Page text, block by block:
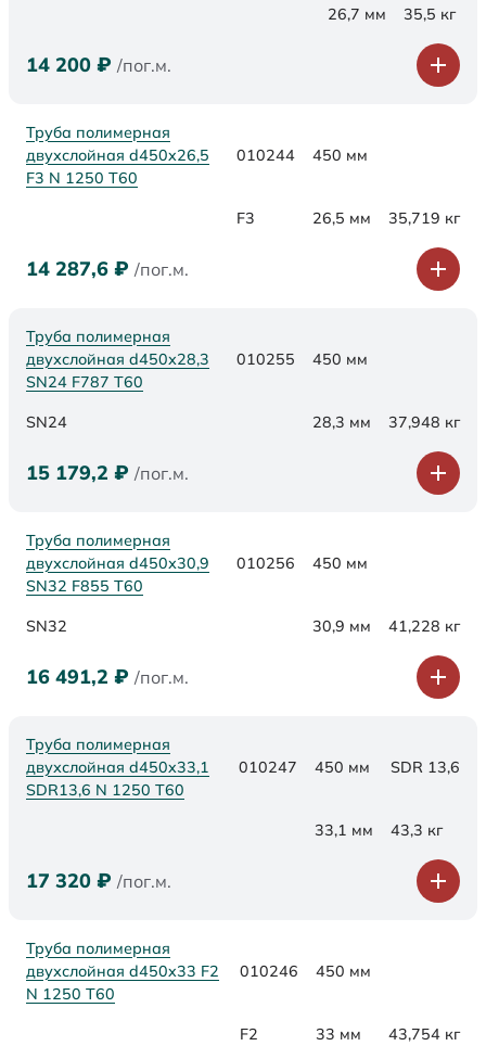
26,7 мм 35,5 кг
14 200 ₽ /пог.м.
Труба полимерная
двухслойная d450x26,5
F3 N 1250 Т60
010244 450 мм
F3 26,5 мм 35,719 кг
14 287,6 ₽ /пог.м.
Труба полимерная
двухслойная d450х28,3
SN24 F787 Т60
010255 450 мм
SN24 28,3 мм 37,948 кг
15 179,2 ₽ /пог.м.
Труба полимерная
двухслойная d450х30,9
SN32 F855 Т60
010256 450 мм
SN32 30,9 мм 41,228 кг
16 491,2 ₽ /пог.м.
Труба полимерная
двухслойная d450x33,1
SDR13,6 N 1250 Т60
010247 450 мм SDR 13,6
33,1 мм 43,3 кг
17 320 ₽ /пог.м.
Труба полимерная
двухслойная d450x33 F2
N 1250 Т60
010246 450 мм
F2 33 мм 43,754 кг